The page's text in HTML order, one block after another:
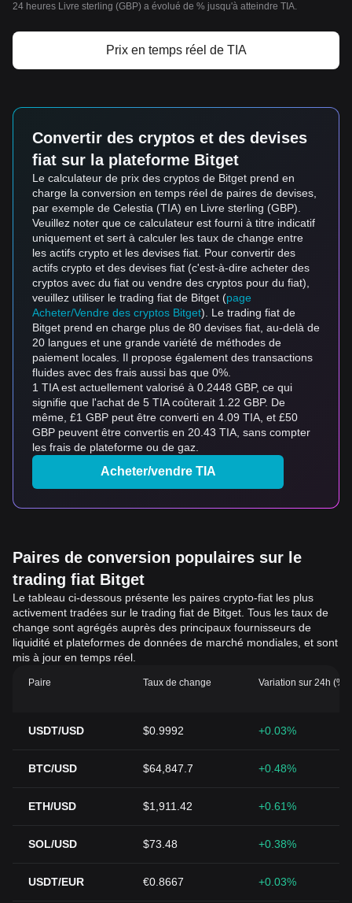
24 heures Livre sterling (GBP) a évolué de % jusqu'à atteindre TIA.
Prix en temps réel de TIA
Convertir des cryptos et des devises
fiat sur la plateforme Bitget
Le calculateur de prix des cryptos de Bitget prend en
charge la conversion en temps réel de paires de devises,
par exemple de Celestia (TIA) en Livre sterling (GBP).
Veuillez noter que ce calculateur est fourni à titre indicatif
uniquement et sert à calculer les taux de change entre
les actifs crypto et les devises fiat. Pour convertir des
actifs crypto et des devises fiat (c'est-à-dire acheter des
cryptos avec du fiat ou vendre des cryptos pour du fiat),
veuillez utiliser le trading fiat de Bitget (page
Acheter/Vendre des cryptos Bitget). Le trading fiat de
Bitget prend en charge plus de 80 devises fiat, au-delà de
20 langues et une grande variété de méthodes de
paiement locales. Il propose également des transactions
fluides avec des frais aussi bas que 0%.
1 TIA est actuellement valorisé à 0.2448 GBP, ce qui
signifie que l'achat de 5 TIA coûterait 1.22 GBP. De
même, £1 GBP peut être converti en 4.09 TIA, et £50
GBP peuvent être convertis en 20.43 TIA, sans compter
les frais de plateforme ou de gaz.
Acheter/vendre TIA
Paires de conversion populaires sur le
trading fiat Bitget
Le tableau ci-dessous présente les paires crypto-fiat les plus
activement tradées sur le trading fiat de Bitget. Tous les taux de
change sont agrégés auprès des principaux fournisseurs de
liquidité et plateformes de données de marché mondiales, et sont
mis à jour en temps réel.
Paire Taux de change Variation sur 24h (%)
USDT/USD $0.9992 +0.03%
BTC/USD $64,847.7 +0.48%
ETH/USD $1,911.42 +0.61%
SOL/USD $73.48 +0.38%
USDT/EUR €0.8667 +0.03%